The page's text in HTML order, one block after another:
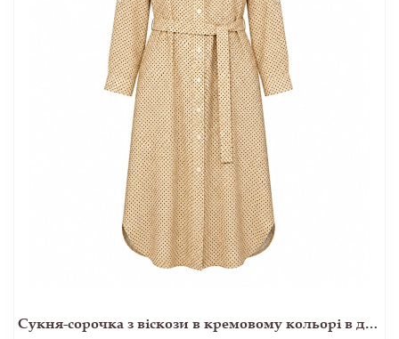
Сукня-сорочка з віскози в кремовому кольорі в дрібний чорний горошок